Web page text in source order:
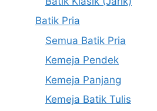
Batik Pria
Semua Batik Pria
Kemeja Pendek
Kemeja Panjang
Kemeja Batik Tulis